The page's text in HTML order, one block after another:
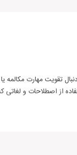
از اصطلاحات و لغاتی